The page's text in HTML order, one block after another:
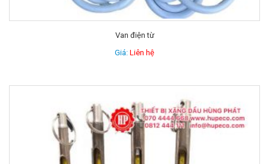
Van điện từ
Giá: Liên hệ